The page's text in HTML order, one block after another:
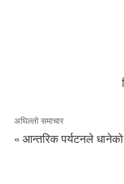
अघिल्लो समाचार
« आन्तरिक पर्यटनले धानेको